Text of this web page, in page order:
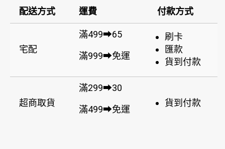
配送方式 運費 付款方式
宅配
滿499➡65
滿999➡免運
刷卡
匯款
貨到付款
超商取貨
滿299➡30
滿499➡免運
貨到付款